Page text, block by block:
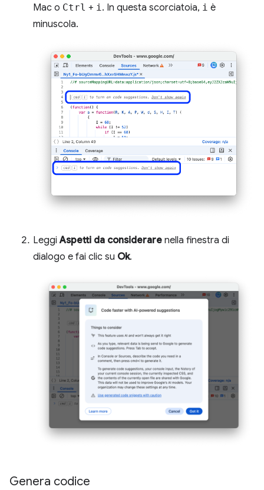
Mac o Ctrl + i. In questa scorciatoia, i è
minuscola.
LeggiAspetti da considerare nella finestra di
dialogo e fai clic su Ok.
Genera codice